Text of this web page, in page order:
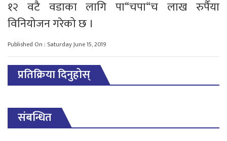
१२ वटै वडाका लागि पा“चपा“च लाख रुर्पैया
विनियोजन गरेको छ ।
Published On : Saturday June 15, 2019
प्रतिक्रिया दिनुहोस्
संबन्धित